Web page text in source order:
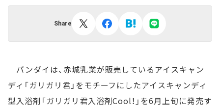
Share
バンダイは、赤城乳業が販売しているアイスキャン
ディ「ガリガリ君」をモチーフにしたアイスキャンディ
型入浴剤「ガリガリ君入浴剤Cool！」を6月上旬に発売す